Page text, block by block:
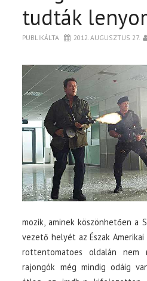
tudták
PUBLIKÁLTA 2012. AUGUSZTUS 27.
mozik, aminek köszönhetően a
vezető helyét az Észak
rottentomatoes oldalán
rajongók még mindig odáig